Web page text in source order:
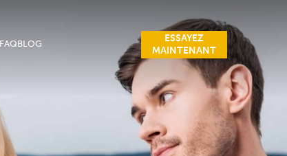
FAQ BLOG
ESSAYEZ
MAINTENANT